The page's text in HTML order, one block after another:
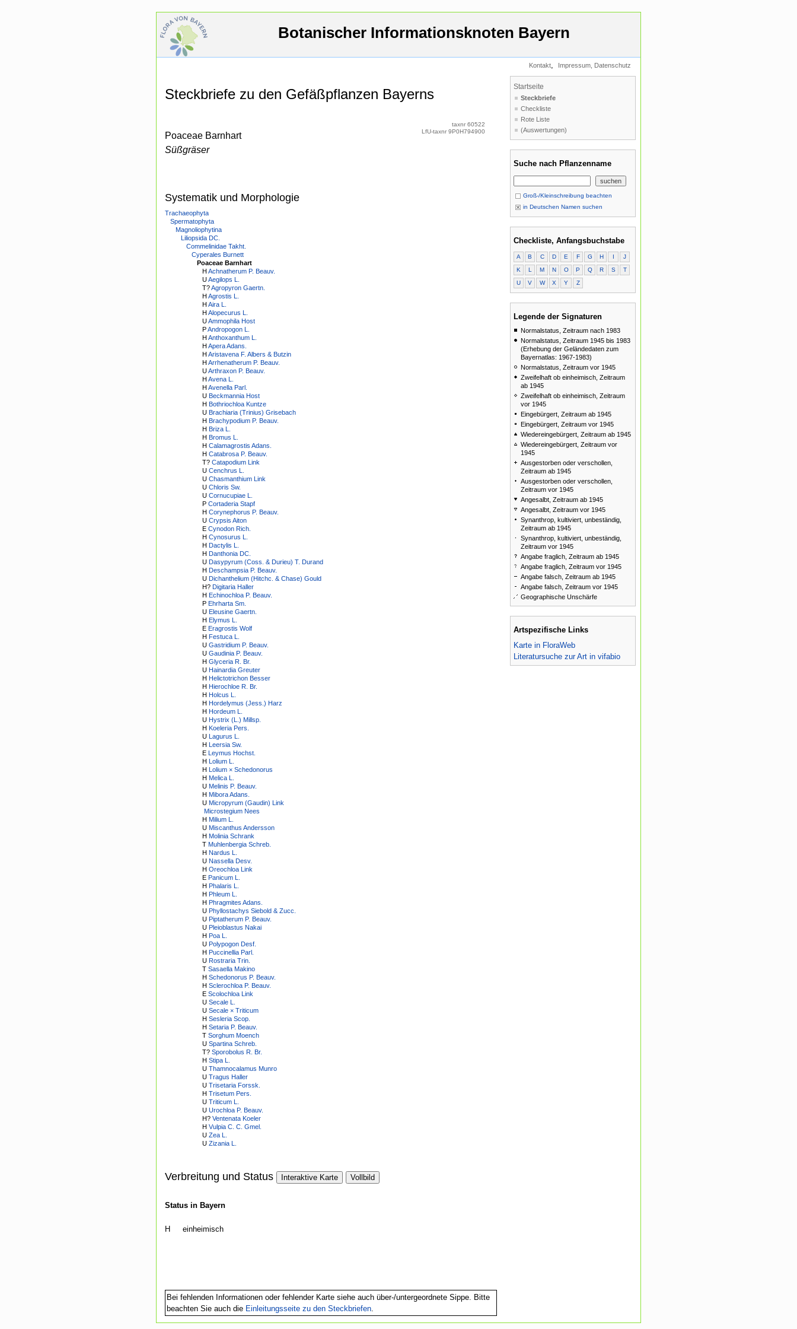
Botanischer Informationsknoten Bayern
Kontakt, Impressum, Datenschutz
Steckbriefe zu den Gefäßpflanzen Bayerns
Poaceae Barnhart
Süßgräser
taxnr 60522
LfU-taxnr 9P0H794900
Systematik und Morphologie
Trachaeophyta
Spermatophyta
Magnoliophytina
Liliopsida DC.
Commelinidae Takht.
Cyperales Burnett
Poaceae Barnhart
H Achnatherum P. Beauv.
UAegilops L.
T?Agropyron Gaertn.
H Agrostis L.
H Aira L.
H Alopecurus L.
UAmmophila Host
PAndropogon L.
H Anthoxanthum L.
H Apera Adans.
H Aristavena F. Albers & Butzin
H Arrhenatherum P. Beauv.
UArthraxon P. Beauv.
H Avena L.
H Avenella Parl.
U Beckmannia Host
H Bothriochloa Kuntze
U Brachiaria (Trinius) Grisebach
H Brachypodium P. Beauv.
H Briza L.
H Bromus L.
H Calamagrostis Adans.
H Catabrosa P. Beauv.
T? Catapodium Link
U Cenchrus L.
U Chasmanthium Link
U Chloris Sw.
U Cornucupiae L.
P Cortaderia Stapf
H Corynephorus P. Beauv.
U Crypsis Aiton
E Cynodon Rich.
H Cynosurus L.
H Dactylis L.
H Danthonia DC.
U Dasypyrum (Coss. & Durieu) T. Durand
H Deschampsia P. Beauv.
U Dichanthelium (Hitchc. & Chase) Gould
H? Digitaria Haller
H Echinochloa P. Beauv.
P Ehrharta Sm.
U Eleusine Gaertn.
H Elymus L.
E Eragrostis Wolf
H Festuca L.
U Gastridium P. Beauv.
U Gaudinia P. Beauv.
H Glyceria R. Br.
U Hainardia Greuter
H Helictotrichon Besser
H Hierochloe R. Br.
H Holcus L.
H Hordelymus (Jess.) Harz
H Hordeum L.
U Hystrix (L.) Millsp.
H Koeleria Pers.
U Lagurus L.
H Leersia Sw.
E Leymus Hochst.
H Lolium L.
H Lolium × Schedonorus
H Melica L.
U Melinis P. Beauv.
H Mibora Adans.
U Micropyrum (Gaudin) Link
Microstegium Nees
H Milium L.
U Miscanthus Andersson
H Molinia Schrank
T Muhlenbergia Schreb.
H Nardus L.
U Nassella Desv.
H Oreochloa Link
E Panicum L.
H Phalaris L.
H Phleum L.
H Phragmites Adans.
U Phyllostachys Siebold & Zucc.
U Piptatherum P. Beauv.
U Pleioblastus Nakai
H Poa L.
U Polypogon Desf.
H Puccinellia Parl.
U Rostraria Trin.
T Sasaella Makino
H Schedonorus P. Beauv.
H Sclerochloa P. Beauv.
E Scolochloa Link
U Secale L.
U Secale × Triticum
H Sesleria Scop.
H Setaria P. Beauv.
T Sorghum Moench
U Spartina Schreb.
T? Sporobolus R. Br.
H Stipa L.
U Thamnocalamus Munro
U Tragus Haller
U Trisetaria Forssk.
H Trisetum Pers.
U Triticum L.
U Urochloa P. Beauv.
H? Ventenata Koeler
H Vulpia C. C. Gmel.
U Zea L.
U Zizania L.
Verbreitung und Status Interaktive Karte Vollbild
Status in Bayern
H einheimisch
Bei fehlenden Informationen oder fehlender Karte siehe auch über-/untergeordnete Sippe. Bitte
beachten Sie auch die Einleitungsseite zu den Steckbriefen.
Startseite
Steckbriefe
Checkliste
Rote Liste
(Auswertungen)
Suche nach Pflanzenname
Groß-/Kleinschreibung beachten
in Deutschen Namen suchen
Checkliste, Anfangsbuchstabe
A B C D E F G H I
J
K
L M N O P Q R S
T
U
V W X Y Z
Legende der Signaturen
Normalstatus, Zeitraum nach 1983
Normalstatus, Zeitraum 1945 bis 1983
(Erhebung der Geländedaten zum
Bayernatlas: 1967-1983)
Normalstatus, Zeitraum vor 1945
Zweifelhaft ob einheimisch, Zeitraum
ab 1945
Zweifelhaft ob einheimisch, Zeitraum
vor 1945
Eingebürgert, Zeitraum ab 1945
Eingebürgert, Zeitraum vor 1945
Wiedereingebürgert, Zeitraum ab 1945
Wiedereingebürgert, Zeitraum vor
1945
Ausgestorben oder verschollen,
Zeitraum ab 1945
Ausgestorben oder verschollen,
Zeitraum vor 1945
Angesalbt, Zeitraum ab 1945
Angesalbt, Zeitraum vor 1945
Synanthrop, kultiviert, unbeständig,
Zeitraum ab 1945
Synanthrop, kultiviert, unbeständig,
Zeitraum vor 1945
Angabe fraglich, Zeitraum ab 1945
Angabe fraglich, Zeitraum vor 1945
Angabe falsch, Zeitraum ab 1945
Angabe falsch, Zeitraum vor 1945
Geographische Unschärfe
Artspezifische Links
Karte in FloraWeb
Literatursuche zur Art in vifabio